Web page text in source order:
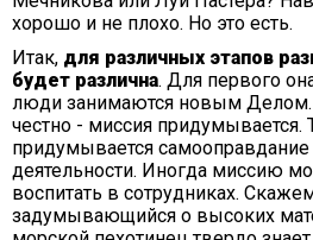
хорошо и не плохо. Но это есть.
Итак, для различных этапов
будет различна. Для первого
люди занимаются новым Делом.
честно - миссия придумывается.
придумывается самооправдание
деятельности. Иногда миссию
воспитать в сотрудниках.
задумывающийся о высоких